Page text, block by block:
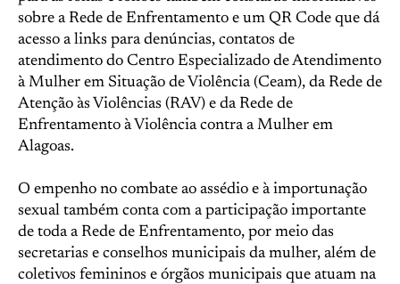
sobre a Rede de Enfrentamento e um QR Code que dá
acesso a links para denúncias, contatos de
atendimento do Centro Especializado de Atendimento
à Mulher em Situação de Violência (Ceam), da Rede de
Atenção às Violências (RAV) e da Rede de
Enfrentamento à Violência contra a Mulher em
Alagoas.
O empenho no combate ao assédio e à importunação
sexual também conta com a participação importante
de toda a Rede de Enfrentamento, por meio das
secretarias e conselhos municipais da mulher, além de
coletivos femininos e órgãos municipais que atuam na